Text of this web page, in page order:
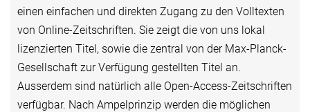
einen einfachen und direkten Zugang zu den Volltexten
von Online-Zeitschriften. Sie zeigt die von uns lokal
lizenzierten Titel, sowie die zentral von der Max-Planck-
Gesellschaft zur Verfügung gestellten Titel an.
Ausserdem sind natürlich alle Open-Access-Zeitschriften
verfügbar. Nach Ampelprinzip werden die möglichen